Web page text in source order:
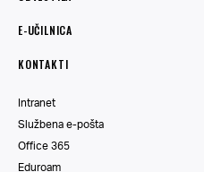
E-UČILNICA
KONTAKTI
Intranet
Službena e-pošta
Office 365
Eduroam